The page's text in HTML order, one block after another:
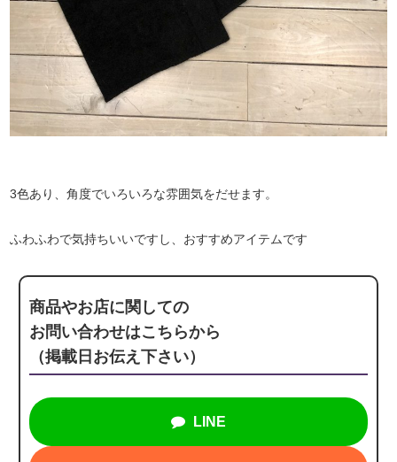
3色あり、角度でいろいろな雰囲気をだせます。
ふわふわで気持ちいいですし、おすすめアイテムです
商品やお店に関しての
お問い合わせはこちらから
（掲載日お伝え下さい）
LINE